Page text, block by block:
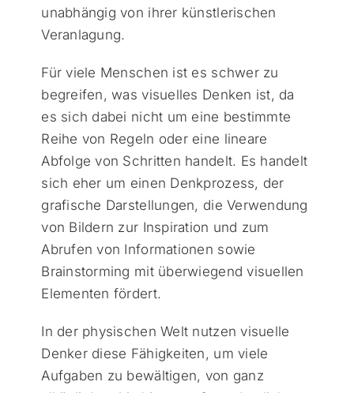
unabhängig von ihrer künstlerischen
Veranlagung.
Für viele Menschen ist es schwer zu
begreifen, was visuelles Denken ist, da
es sich dabei nicht um eine bestimmte
Reihe von Regeln oder eine lineare
Abfolge von Schritten handelt. Es handelt
sich eher um einen Denkprozess, der
grafische Darstellungen, die Verwendung
von Bildern zur Inspiration und zum
Abrufen von Informationen sowie
Brainstorming mit überwiegend visuellen
Elementen fördert.
In der physischen Welt nutzen visuelle
Denker diese Fähigkeiten, um viele
Aufgaben zu bewältigen, von ganz